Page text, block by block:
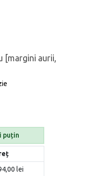
[margini aurii,
puțin
lei